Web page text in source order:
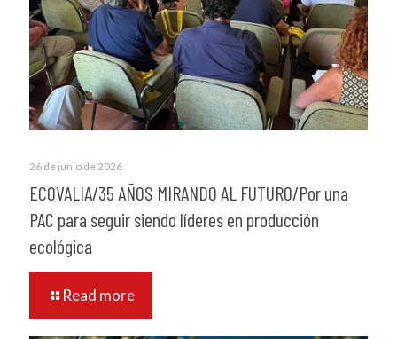
26 de junio de 2026
ECOVALIA/35 AÑOS MIRANDO AL FUTURO/Por una
PAC para seguir siendo líderes en producción
ecológica
Read more